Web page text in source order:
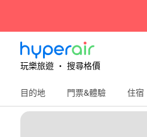
玩樂旅遊 ‧ 搜尋格價
目的地 門票&體驗 住宿